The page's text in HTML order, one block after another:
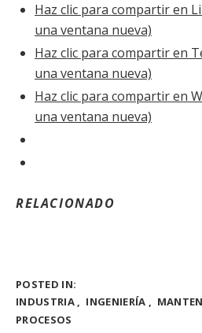
Haz clic para compartir en
una ventana nueva)
Haz clic para compartir en
una ventana nueva)
Haz clic para compartir en
una ventana nueva)
RELACIONADO
POSTED IN:
INDUSTRIA
INGENIERÍA
PROCESOS